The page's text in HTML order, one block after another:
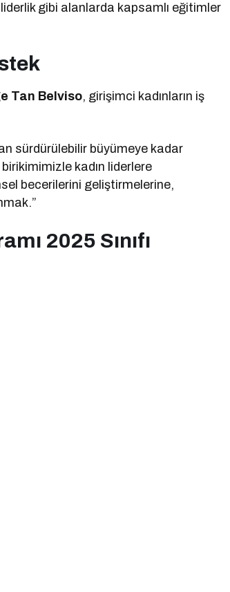
gibi alanlarda kapsamlı eğitimler
Tan Belviso, girişimci kadınların iş
sürdürülebilir büyümeye kadar
kadın liderlere
becerilerini geliştirmelerine,
2025 Sınıfı